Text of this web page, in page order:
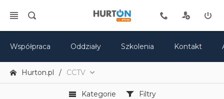
Współpraca Oddziały Szkolenia Kontakt
Hurton.pl CCTV
Kategorie Filtry